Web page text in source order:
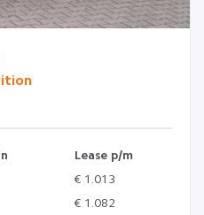
Lease p/m
€ 1.013
€ 1.082